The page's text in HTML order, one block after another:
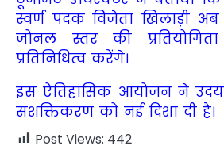
स्वर्ण पदक विजेता खिलाड़ी
जोनल स्तर की
प्रतिनिधित्व करेंगे।
इस ऐतिहासिक आयोजन ने
सशक्तिकरण को नई दिशा दी है।
Post Views: 442